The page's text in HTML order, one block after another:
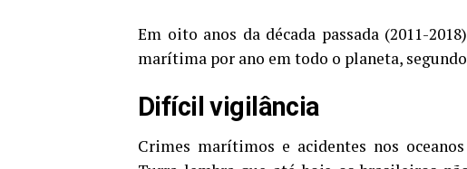
Em oito anos da década passada (2011-
marítima por ano em todo o planeta,
Difícil vigilância
Crimes marítimos e acidentes nos